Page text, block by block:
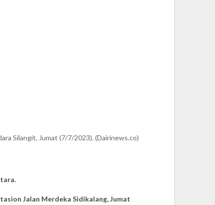
Silangit, Jumat (7/7/2023). (Dairinews.co)
Jalan Merdeka Sidikalang, Jumat